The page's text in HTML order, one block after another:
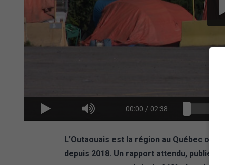
00:00 / 02:38
L’Outaouais est la région au Québec où
depuis 2018. Un rapport attendu, publié